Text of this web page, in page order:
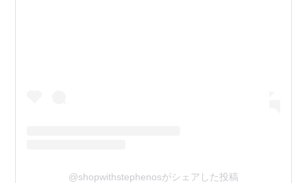
@shopwithstephenosがシェアした投稿